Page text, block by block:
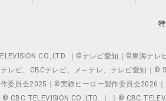
CO.,LTD. ｜©テレビ愛知｜©東海テ
レビ、CBCテレビ、メ～テレ、テレビ愛知
員会2025｜©実験ヒーロー製作委員会2026
CBC TELEVISION CO.,LTD. ｜ ｜© CBC